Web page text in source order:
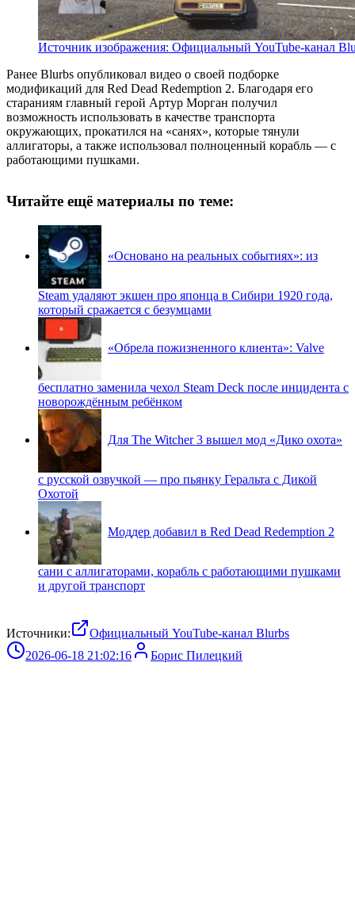
Источник изображения: Официальный YouTube-канал
Ранее Blurbs опубликовал видео о своей подборке
модификаций для Red Dead Redemption 2. Благодаря его
стараниям главный герой Артур Морган получил
возможность использовать в качестве транспорта
окружающих, прокатился на «санях», которые тянули
аллигаторы, а также использовал полноценный корабль — с
работающими пушками.
Читайте ещё материалы по теме:
«Основано на реальных событиях»: из
Steam удаляют экшен про японца в Сибири 1920 года,
который сражается с безумцами
«Обрела пожизненного клиента»: Valve
бесплатно заменила чехол Steam Deck после инцидента с
новорождённым ребёнком
Для The Witcher 3 вышел мод «Дико охота»
с русской озвучкой — про пьянку Геральта с Дикой
Охотой
Моддер добавил в Red Dead Redemption 2
сани с аллигаторами, корабль с работающими пушками
и другой транспорт
Источники:
Официальный YouTube-канал Blurbs
2026-06-18 21:02:16
Борис Пилецкий